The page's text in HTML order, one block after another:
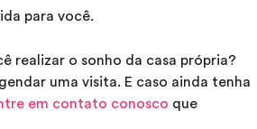
para você.
realizar o sonho da casa própria?
uma visita. E caso ainda tenha
em contato conosco que